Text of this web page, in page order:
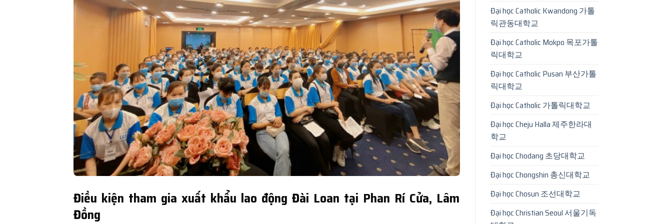
Điều kiện tham gia xuất khẩu lao động Đài Loan tại Phan Rí Cửa, Lâm
Đồng
Đại học Catholic Kwandong 가톨
릭관동대학교
Đại học Catholic Mokpo 목포가톨
릭대학교
Đại học Catholic Pusan 부산가톨
릭대학교
Đại học Catholic 가톨릭대학교
Đại học Cheju Halla 제주한라대
학교
Đại học Chodang 초당대학교
Đại học Chongshin 총신대학교
Đại học Chosun 조선대학교
Đại học Christian Seoul 서울기독